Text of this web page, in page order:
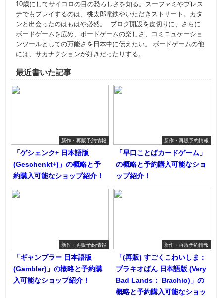
10歳にしてサイコロの目の恐ろしさを知る。スーファミやプレス
テでもプレイするのは、桃太郎電鉄やいただきストリート。カタ
ンと出会ったのはもはや必然。 ブログ開設を皮切りに、さらに
ボードゲームを広め、ボードゲームの楽しさ、コミニュケーショ
ンツールとしての万能さを日本中に伝えたい。 ボードゲームの他
には、サカナクションが好きだったりする。
最近書いた記事
新作・再販予約情報
「ゲシェンク+ 日本語版
(Geschenkt+)」の概略と予
約購入可能なショップ紹介！
新作・再販予約情報
「早口ことばカードゲーム」
の概略と予約購入可能なショ
ップ紹介！
新作・再販予約情報
「ギャンブラー 日本語版
(Gambler)」の概略と予約購
入可能なショップ紹介！
新作・再販予約情報
「(再販) すごくこわいしま：
ブラキオばん 日本語版 (Very
Bad Lands： Brachio)」の
概略と予約購入可能なショッ